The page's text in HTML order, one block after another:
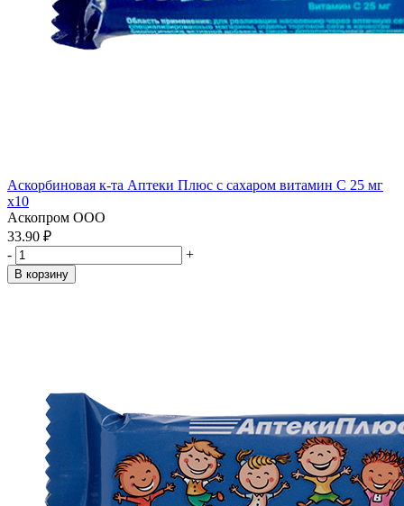
Аскорбиновая к-та Аптеки Плюс с сахаром витамин С 25 мг
x10
Аскопром ООО
33.90 ₽
-
+
В корзину